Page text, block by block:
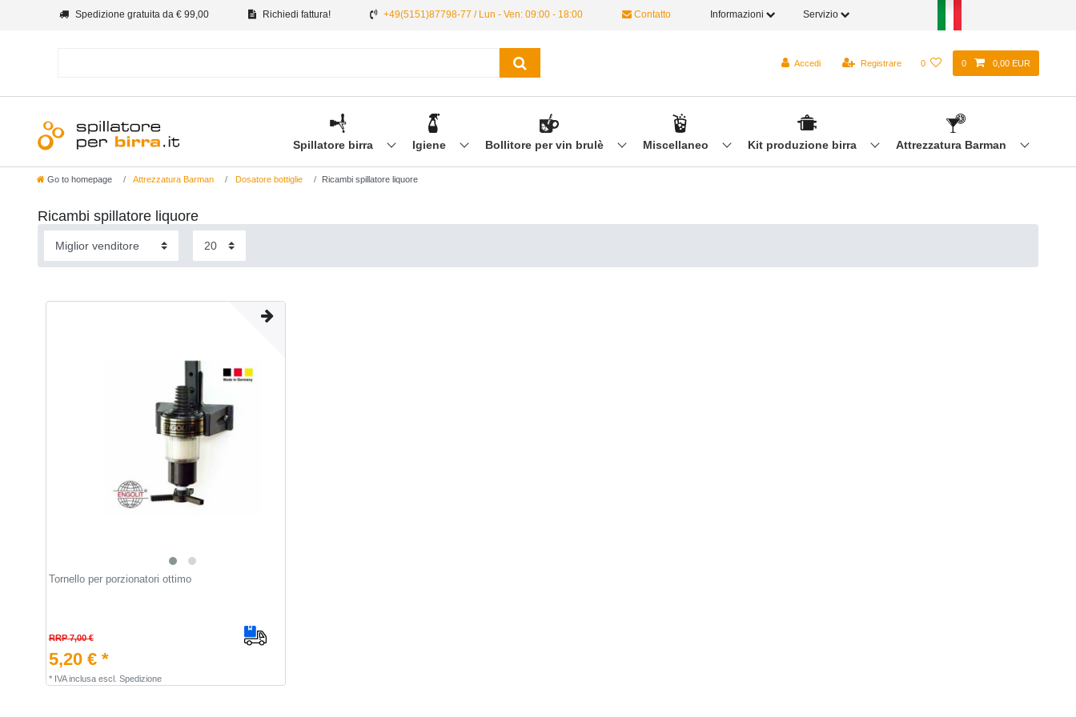
Spedizione gratuita da € 99,00 Richiedi fattura! +49(5151)87798-77 / Lun - Ven: 09:00 - 18:00 Contatto Informazioni Servizio
Accedi Registrare 0 0 0,00 EUR
Spillatore birra Igiene Bollitore per vin brulè Miscellaneo Kit produzione birra Attrezzatura Barman
Go to homepage Attrezzatura Barman Dosatore bottiglie Ricambi spillatore liquore
Ricambi spillatore liquore
Tornello per porzionatori ottimo
RRP 7,00 €
5,20 € *
* IVA inclusaescl. Spedizione